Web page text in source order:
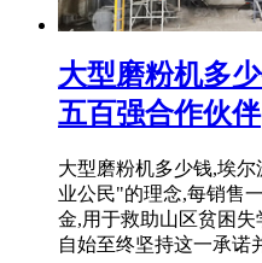
大型磨粉机多
五百强合作伙伴
大型磨粉机多少钱,埃
业公民"的理念,每销售
金,用于救助山区贫困
自始至终坚持这一承诺